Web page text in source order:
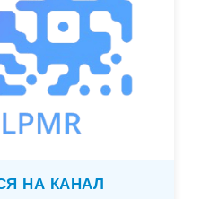
НА КАНАЛ